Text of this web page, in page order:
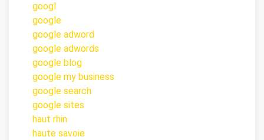
googl
google
google adword
google adwords
google blog
google my business
google search
google sites
haut rhin
haute savoie